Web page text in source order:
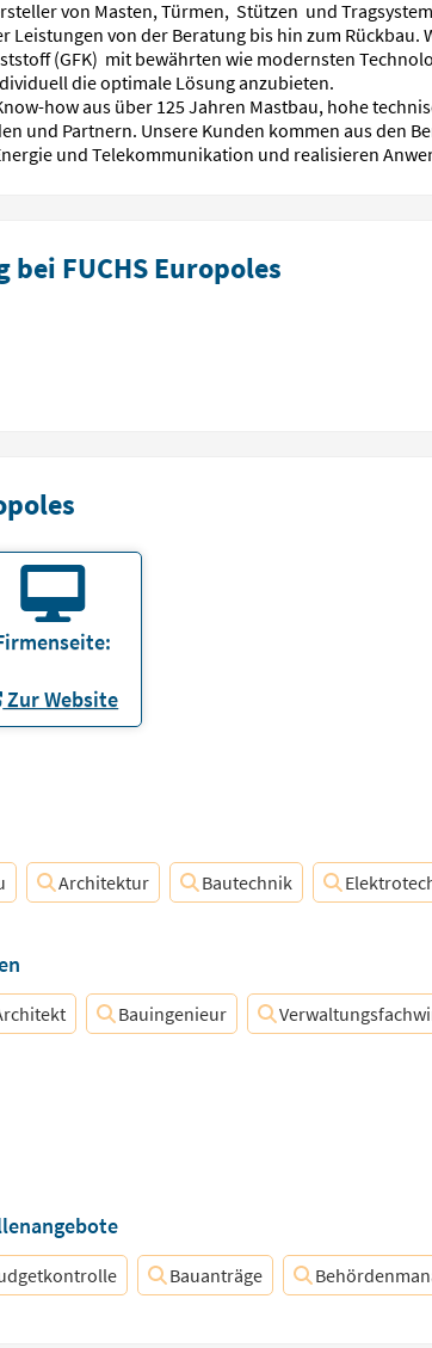
von Masten, Türmen, Stützen und
Leistungen von der Beratung bis hin zum
(GFK) mit bewährten wie modernsten
die optimale Lösung anzubieten.
how aus über 125 Jahren Mastbau, hohe
und Partnern. Unsere Kunden kommen aus den
und Telekommunikation und realisieren
FUCHS Europoles
Zur Website
Architektur Bautechnik
Bauingenieur
Bauanträge